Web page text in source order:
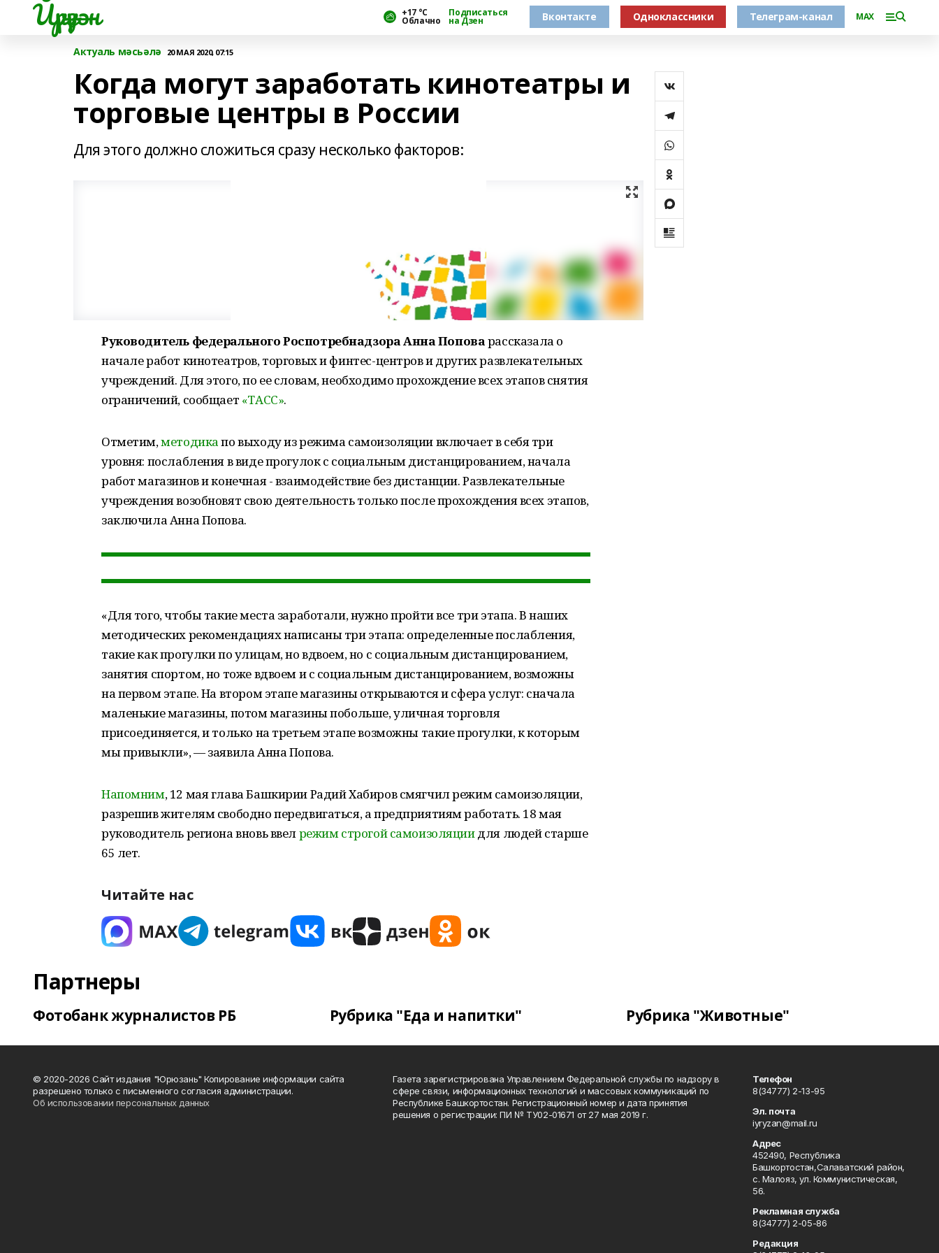
Йүрүҙән +17 °С
Облачно
Подписаться
на Дзен Вконтакте Одноклассники Телеграм-канал MAX
Актуаль мәсьәлә 20 МАЯ 2020, 07:15
Когда могут заработать кинотеатры и
торговые центры в России
Для этого должно сложиться сразу несколько факторов:
Руководитель федерального Роспотребнадзора Анна Поповарассказала о
начале работ кинотеатров, торговых и финтес-центров и других развлекательных
учреждений. Для этого, по ее словам, необходимо прохождение всех этапов снятия
ограничений, сообщает «ТАСС».
Отметим,методикапо выходу из режима самоизоляции включает в себя три
уровня: послабления в виде прогулок с социальным дистанцированием, начала
работ магазинов и конечная - взаимодействие без дистанции. Развлекательные
учреждения возобновят свою деятельность только после прохождения всех этапов,
заключила Анна Попова.
«Для того, чтобы такие места заработали, нужно пройти все три этапа. В наших
методических рекомендациях написаны три этапа: определенные послабления,
такие как прогулки по улицам, но вдвоем, но с социальным дистанцированием,
занятия спортом, но тоже вдвоем и с социальным дистанцированием, возможны
на первом этапе. На втором этапе магазины открываются и сфера услуг: сначала
маленькие магазины, потом магазины побольше, уличная торговля
присоединяется, и только на третьем этапе возможны такие прогулки, к которым
мы привыкли», — заявила Анна Попова.
Напомним, 12 мая глава Башкирии Радий Хабиров смягчил режим самоизоляции,
разрешив жителям свободно передвигаться, а предприятиям работать. 18 мая
руководитель региона вновь ввелрежим строгой самоизоляциидля людей старше
65 лет.
Читайте нас
Партнеры
Фотобанк журналистов РБ Рубрика "Еда и напитки" Рубрика "Животные"
© 2020-2026 Сайт издания "Юрюзань" Копирование информации сайта
разрешено только с письменного согласия администрации.
Об использовании персональных данных
Газета зарегистрирована Управлением Федеральной службы по надзору в
сфере связи, информационных технологий и массовых коммуникаций по
Республике Башкортостан. Регистрационный номер и дата принятия
решения о регистрации: ПИ № ТУ02-01671 от 27 мая 2019 г.
Телефон
8(34777) 2-13-95
Эл. почта
iyryzan@mail.ru
Адрес
452490, Республика
Башкортостан,Салаватский район,
с. Малояз, ул. Коммунистическая,
56.
Рекламная служба
8(34777) 2-05-86
Редакция